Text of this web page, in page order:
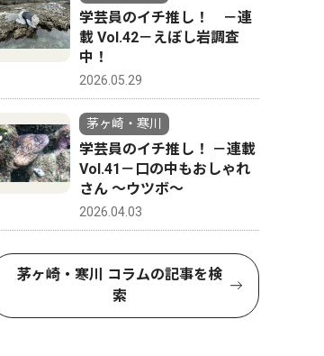
4
学芸員のイチ推し！ －連
載 Vol.42－えぼし岩調査
中！
2026.05.29
茅ヶ崎・寒川
学芸員のイチ推し！ －連載
Vol.41－口の中もおしゃれ
さん ～ウツボ～
2026.04.03
茅ヶ崎・寒川 コラムの記事を検
索